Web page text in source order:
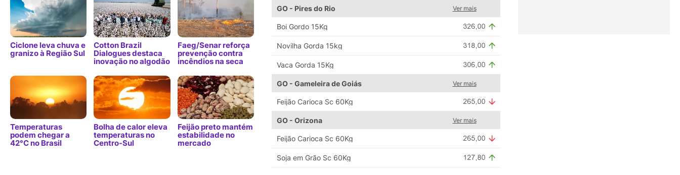
Ciclone leva chuva e
granizo à Região Sul
Cotton Brazil
Dialogues destaca
inovação no algodão
Faeg/Senar reforça
prevenção contra
incêndios na seca
Temperaturas
podem chegar a
42°C no Brasil
Bolha de calor eleva
temperaturas no
Centro-Sul
Feijão preto mantém
estabilidade no
mercado
GO - Pires do Rio Ver mais
Boi Gordo 15Kg
Novilha Gorda 15kg
Vaca Gorda 15Kg
GO - Gameleira de Goiás Ver mais
Feijão Carioca Sc 60Kg
GO - Orizona Ver mais
Feijão Carioca Sc 60Kg
Soja em Grão Sc 60Kg